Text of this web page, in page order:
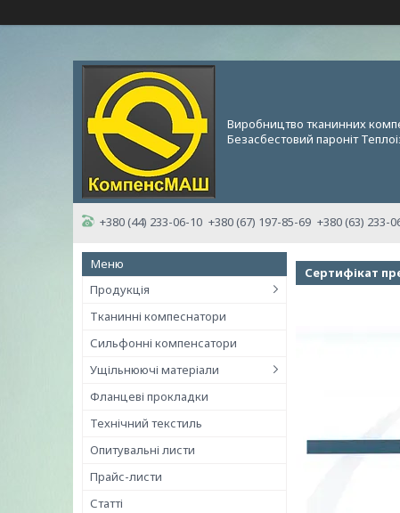
Виробництво тканинних
Безасбестовий пароніт
+380 (44) 233-06-10 +380 (67) 197-85-69 +380 (63) 233-
Продукція
Тканинні компеснатори
Сильфонні компенсатори
Ущільнюючі матеріали
Фланцеві прокладки
Технічний текстиль
Опитувальні листи
Прайс-листи
Статті
Сертифікат